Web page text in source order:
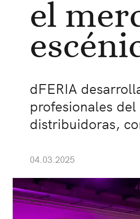
el
dFERIA
profesionales
distribuidoras,
04.03.2025